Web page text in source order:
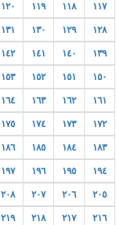
١١٧ ١١٨ ١١٩ ١٢٠
١٢٨ ١٢٩ ١٣٠ ١٣١
١٣٩ ١٤٠ ١٤١ ١٤٢
١٥٠ ١٥١ ١٥٢ ١٥٣
١٦١ ١٦٢ ١٦٣ ١٦٤
١٧٢ ١٧٣ ١٧٤ ١٧٥
١٨٣ ١٨٤ ١٨٥ ١٨٦
١٩٤ ١٩٥ ١٩٦ ١٩٧
٢٠٥ ٢٠٦ ٢٠٧ ٢٠٨
٢١٦ ٢١٧ ٢١٨ ٢١٩